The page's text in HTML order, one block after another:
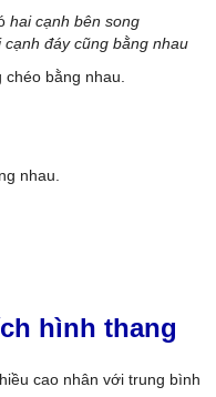
hai cạnh bên song
cạnh đáy cũng bằng nhau
bằng nhau.
nhau.
hình thang
cao nhân với trung bình